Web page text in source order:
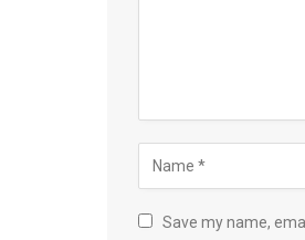
Save my name,